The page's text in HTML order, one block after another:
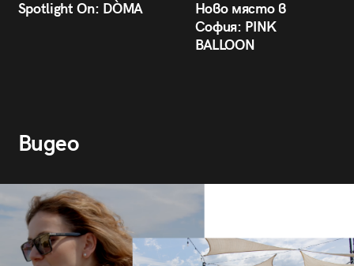
Spotlight On: DÒMA
Ново място в
София: PINK
BALLOON
Видео